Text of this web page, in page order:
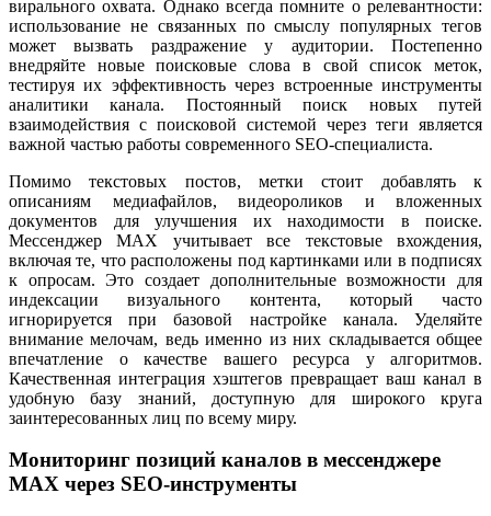
вирального охвата. Однако всегда помните о релевантности:
использование не связанных по смыслу популярных тегов
может вызвать раздражение у аудитории. Постепенно
внедряйте новые поисковые слова в свой список меток,
тестируя их эффективность через встроенные инструменты
аналитики канала. Постоянный поиск новых путей
взаимодействия с поисковой системой через теги является
важной частью работы современного SEO-специалиста.
Помимо текстовых постов, метки стоит добавлять к
описаниям медиафайлов, видеороликов и вложенных
документов для улучшения их находимости в поиске.
Мессенджер MAX учитывает все текстовые вхождения,
включая те, что расположены под картинками или в подписях
к опросам. Это создает дополнительные возможности для
индексации визуального контента, который часто
игнорируется при базовой настройке канала. Уделяйте
внимание мелочам, ведь именно из них складывается общее
впечатление о качестве вашего ресурса у алгоритмов.
Качественная интеграция хэштегов превращает ваш канал в
удобную базу знаний, доступную для широкого круга
заинтересованных лиц по всему миру.
Мониторинг позиций каналов в мессенджере
MAX через SEO-инструменты